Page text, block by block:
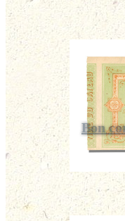
Bon